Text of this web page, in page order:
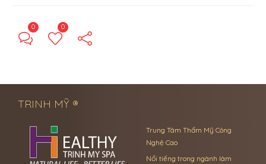
0 0
TRINH MỸ ®
Trung Tâm Thẩm Mỹ Công
Nghệ Cao
Nổi tiếng trong ngành làm